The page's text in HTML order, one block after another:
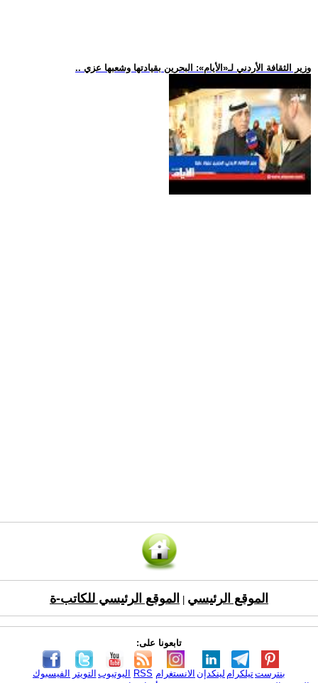
.. وزير الثقافة الأردني لـ«الأيام»: البحرين بقيادتها وشعبها عزي
الموقع الرئيسي الموقع الرئيسي للكاتب-ة
تابعونا على:
الفيسبوك التويتر اليوتيوب RSS الانستغرام لينكدإن تيلكرامبنترست